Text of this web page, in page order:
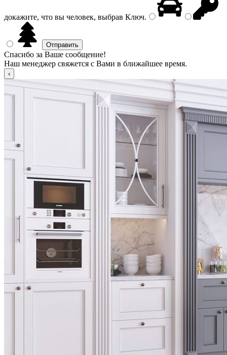
докажите, что вы человек, выбрав Ключ.
Спасибо за Ваше сообщение!
Наш менеджер свяжется с Вами в ближайшее время.